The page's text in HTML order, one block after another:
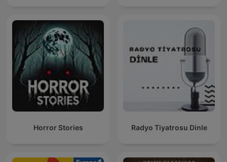
Horror Stories Radyo Tiyatrosu Dinle